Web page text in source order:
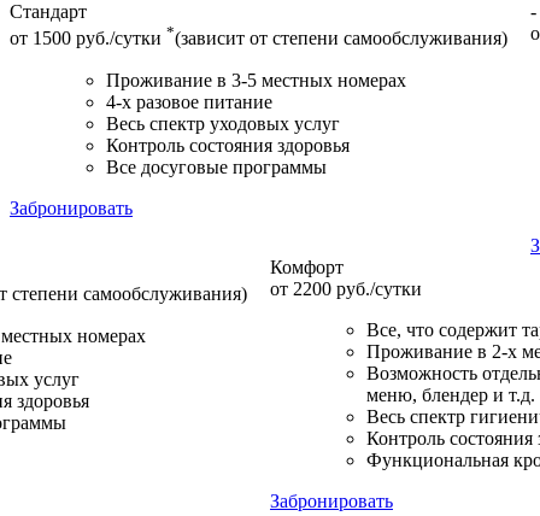
Стандарт
от 1500 руб./сутки *(зависит от степени самообслуживания)
Проживание в 3-5 местных номерах
4-х разовое питание
Весь спектр уходовых услуг
Контроль состояния здоровья
Все досуговые программы
Забронировать
-
степени самообслуживания)
номерах
услуг
здоровья
Комфорт
от 2200 руб./сутки
Все, что содержит
Проживание в 2-х
Возможность
меню, блендер и т.д.
Весь спектр
Контроль состояния
Функциональная
Забронировать